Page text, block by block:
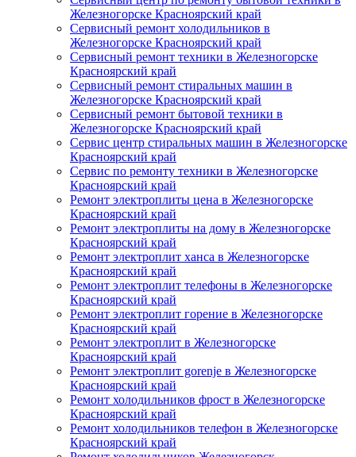
Железногорске Красноярский край
Сервисный ремонт холодильников в
Железногорске Красноярский край
Сервисный ремонт техники в Железногорске
Красноярский край
Сервисный ремонт стиральных машин в
Железногорске Красноярский край
Сервисный ремонт бытовой техники в
Железногорске Красноярский край
Сервис центр стиральных машин в Железногорске
Красноярский край
Сервис по ремонту техники в Железногорске
Красноярский край
Ремонт электроплиты цена в Железногорске
Красноярский край
Ремонт электроплиты на дому в Железногорске
Красноярский край
Ремонт электроплит ханса в Железногорске
Красноярский край
Ремонт электроплит телефоны в Железногорске
Красноярский край
Ремонт электроплит горение в Железногорске
Красноярский край
Ремонт электроплит в Железногорске
Красноярский край
Ремонт электроплит gorenje в Железногорске
Красноярский край
Ремонт холодильников фрост в Железногорске
Красноярский край
Ремонт холодильников телефон в Железногорске
Красноярский край